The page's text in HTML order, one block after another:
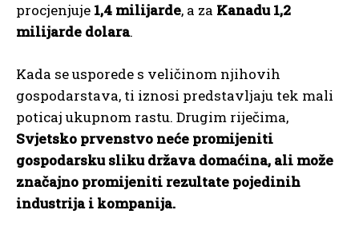
procjenjuje 1,4 milijarde, a za Kanadu 1,2
milijarde dolara.
Kada se usporede s veličinom njihovih
gospodarstava, ti iznosi predstavljaju tek mali
poticaj ukupnom rastu. Drugim riječima,
Svjetsko prvenstvo neće promijeniti
gospodarsku sliku država domaćina, ali može
značajno promijeniti rezultate pojedinih
industrija i kompanija.